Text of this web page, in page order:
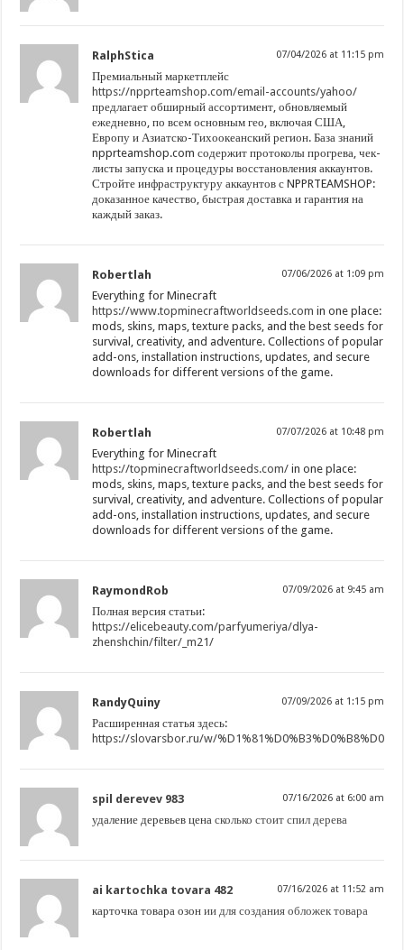
RalphStica 07/04/2026 at 11:15 pm
Премиальный маркетплейс
https://npprteamshop.com/email-accounts/yahoo/
предлагает обширный ассортимент, обновляемый
ежедневно, по всем основным гео, включая США,
Европу и Азиатско-Тихоокеанский регион. База знаний
npprteamshop.com содержит протоколы прогрева, чек-
листы запуска и процедуры восстановления аккаунтов.
Стройте инфраструктуру аккаунтов с NPPRTEAMSHOP:
доказанное качество, быстрая доставка и гарантия на
каждый заказ.
Robertlah 07/06/2026 at 1:09 pm
Everything for Minecraft
https://www.topminecraftworldseeds.com in one place:
mods, skins, maps, texture packs, and the best seeds for
survival, creativity, and adventure. Collections of popular
add-ons, installation instructions, updates, and secure
downloads for different versions of the game.
Robertlah 07/07/2026 at 10:48 pm
Everything for Minecraft
https://topminecraftworldseeds.com/ in one place:
mods, skins, maps, texture packs, and the best seeds for
survival, creativity, and adventure. Collections of popular
add-ons, installation instructions, updates, and secure
downloads for different versions of the game.
RaymondRob 07/09/2026 at 9:45 am
Полная версия статьи:
https://elicebeauty.com/parfyumeriya/dlya-
zhenshchin/filter/_m21/
RandyQuiny 07/09/2026 at 1:15 pm
Расширенная статья здесь:
https://slovarsbor.ru/w/
spil derevev 983 07/16/2026 at 6:00 am
удаление деревьев ценасколько стоит спил дерева
ai kartochka tovara 482 07/16/2026 at 11:52 am
карточка товара озонии для создания обложек товара